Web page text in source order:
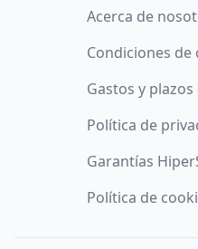
Acerca de
Condiciones de
Gastos y
Política de
Garantías
Política de